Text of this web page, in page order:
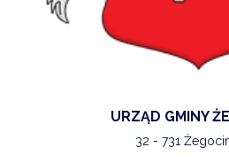
URZĄD GMINY
32 - 731